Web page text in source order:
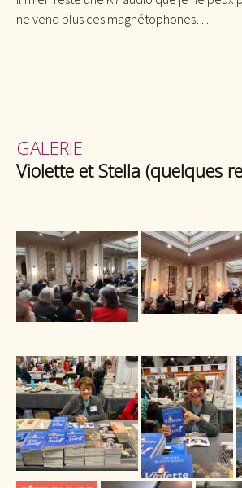
ne vend plus ces magnétophones…
GALERIE
Violette et Stella (quelques